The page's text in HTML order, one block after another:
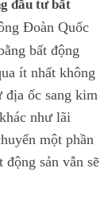
đầu tư bất
Đoàn Quốc
bất động
ít nhất không
địa ốc sang kim
như lãi
một phần
động sản vẫn sẽ